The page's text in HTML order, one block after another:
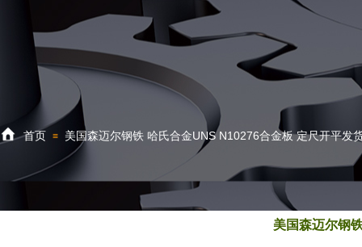
首页 ≡ 美国森迈尔钢铁 哈氏合金UNS N10276合金板 定尺开平发
首页 关于公司
美国森迈尔钢